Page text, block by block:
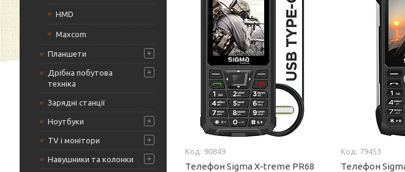
HMD
Maxcom
Планшети
Дрібна побутова
техніка
Зарядні станції
Ноутбуки
TV і монітори
Навушники та колонки
90849
Телефон Sigma X-treme PR68
79453
Телефон